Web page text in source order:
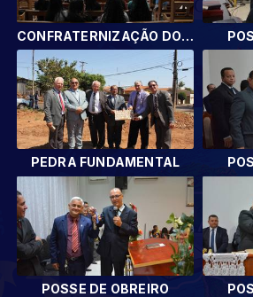
CONFRATERNIZAÇÃO DOS DEPARTAMENTOS
PEDRA FUNDAMENTAL
POSSE DE OBREIRO